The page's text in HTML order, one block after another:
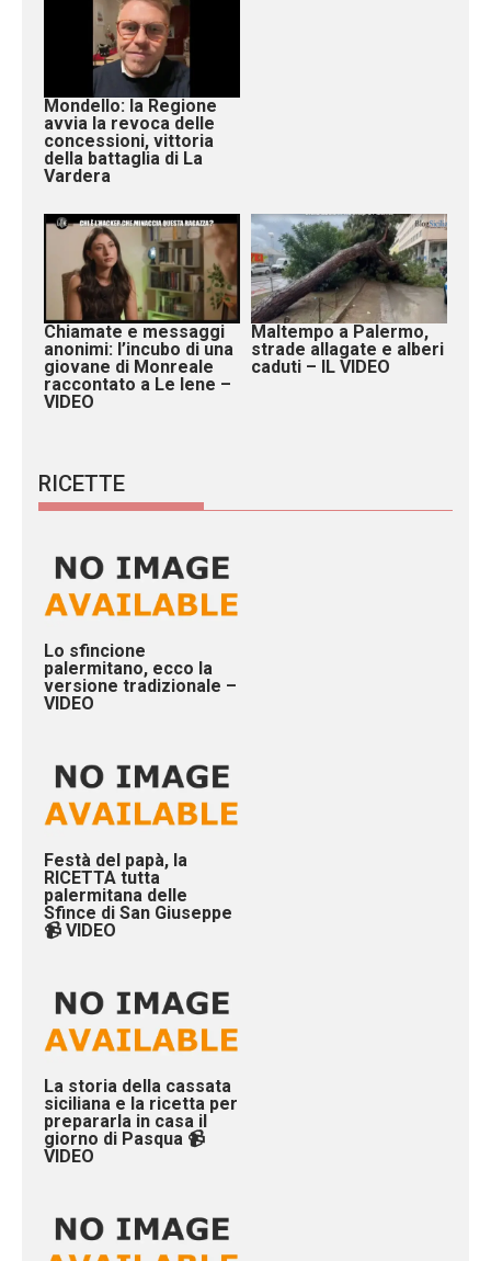
Mondello: la Regione
avvia la revoca delle
concessioni, vittoria
della battaglia di La
Vardera
Chiamate e messaggi
anonimi: l’incubo di una
giovane di Monreale
raccontato a Le Iene –
VIDEO
Maltempo a Palermo,
strade allagate e alberi
caduti – IL VIDEO
RICETTE
Lo sfincione
palermitano, ecco la
versione tradizionale –
VIDEO
Festà del papà, la
RICETTA tutta
palermitana delle
Sfince di San Giuseppe
📹 VIDEO
La storia della cassata
siciliana e la ricetta per
prepararla in casa il
giorno di Pasqua 📹
VIDEO